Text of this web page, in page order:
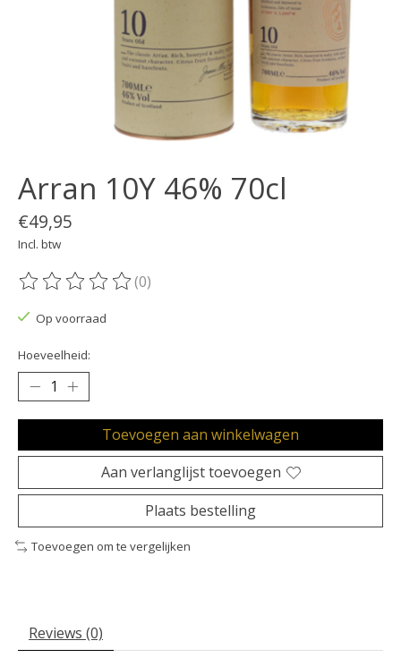
Arran 10Y 46% 70cl
€49,95
Incl. btw
De beoordeling van dit product is
(0)
Op voorraad
Hoeveelheid:
Toevoegen aan winkelwagen
Aan verlanglijst toevoegen
Plaats bestelling
Toevoegen om te vergelijken
Reviews (0)